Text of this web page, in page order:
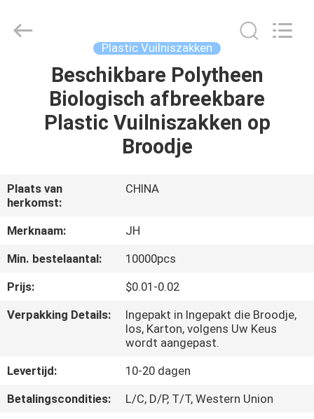
PRODUCTEN
ONS
FABRIEKSREIS
KWALITEITSCONTROLE
CONTACTEER
NIEUWS
Material
Plastic Vuilniszakken
Beschikbare Polytheen
Biologisch afbreekbare
Plastic Vuilniszakken op
Broodje
Plaats van
herkomst:
CHINA
Merknaam:
JH
Min. bestelaantal:
10000pcs
Prijs:
$0.01-0.02
Verpakking Details:
Ingepakt in Ingepakt die Broodje,
los, Karton, volgens Uw Keus
wordt aangepast.
Levertijd:
10-20 dagen
Betalingscondities:
L/C, D/P, T/T, Western Union